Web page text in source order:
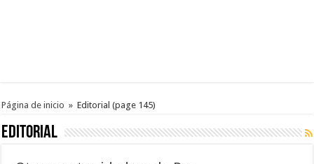
Página de inicio » Editorial (page 145)
Editorial